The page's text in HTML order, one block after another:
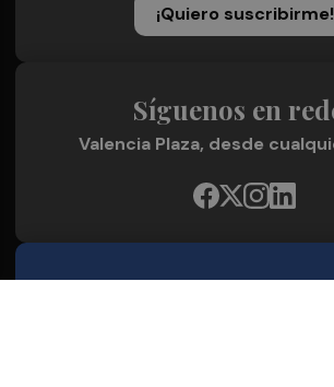
¡Quiero suscribirme!
Síguenos en
Valencia Plaza, desde
Quienes